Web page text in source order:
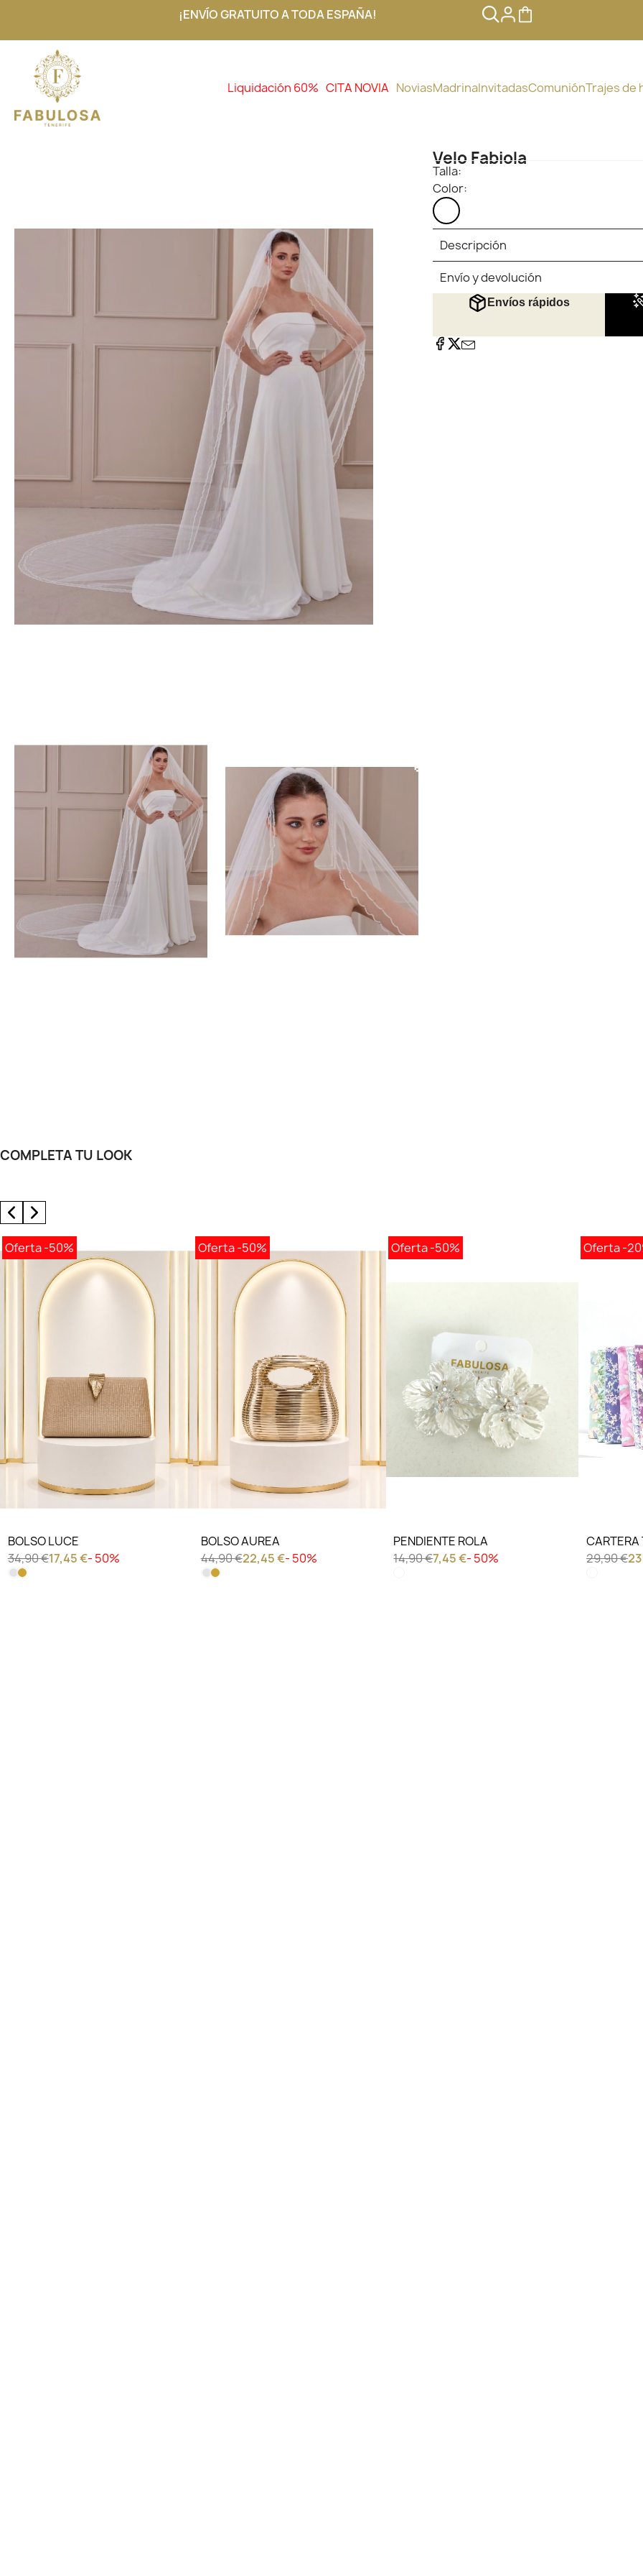
¡ENVÍO GRATUITO A TODA ESPAÑA!
Liquidación 60% CITA NOVIA NoviasMadrinaInvitadasComuniónTrajes de
Velo Fabiola
Talla:
Color:
BLANCO
Descripción
Envío y devolución
Envíos rápidos
COMPLETA TU LOOK
Oferta-50%
BOLSO LUCE
34,90 €17,45 €- 50%
Oferta-50%
BOLSO AUREA
44,90 €22,45 €- 50%
Oferta-50%
PENDIENTE ROLA
14,90 €7,45 €- 50%
Oferta-
CARTERA
29,90 €